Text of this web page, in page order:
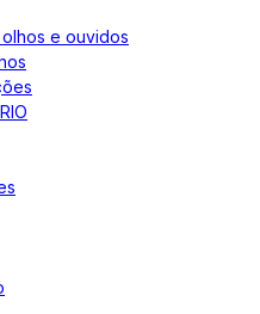
e ouvidos